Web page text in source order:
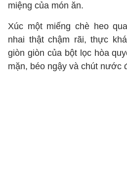
miệng của món ăn.
Xúc một miếng chè heo
nhai thật chậm rãi, thực
giòn giòn của bột lọc hòa
mặn, béo ngậy và chút nước